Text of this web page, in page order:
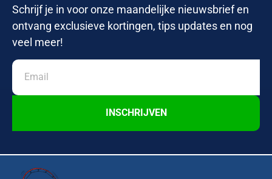
Schrijf je in voor onze maandelijke nieuwsbrief en
ontvang exclusieve kortingen, tips updates en nog
veel meer!
INSCHRIJVEN